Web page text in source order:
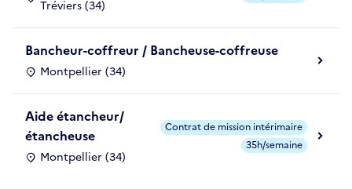
Tréviers (34)
Bancheur-coffreur / Bancheuse-coffreuse
Montpellier (34)
Aide étancheur/
étancheuse
Montpellier (34)
Contrat de mission intérimaire
35h/semaine